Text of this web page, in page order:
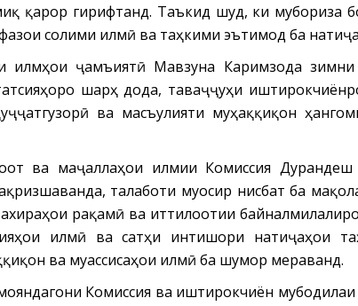
қарор гирифтанд. Таъкид шуд, ки мубориза
солими илмӣ ва таҳкими эътимод ба
илмҳои ҷамъиятӣ Мавзуна Каримзода
шарҳ дода, таваҷҷуҳи
ва масъулияти муҳаққиқон
ва маҷаллаҳои илмии Комиссия
талаботи муосир нисбат ба
рақамӣ ва иттилоотии
илмӣ ва сатҳи интишори натиҷаҳои
ва муассисаҳои илмӣ ба шумор мераванд.
Комиссия ва иштирокчиён мубодилаи